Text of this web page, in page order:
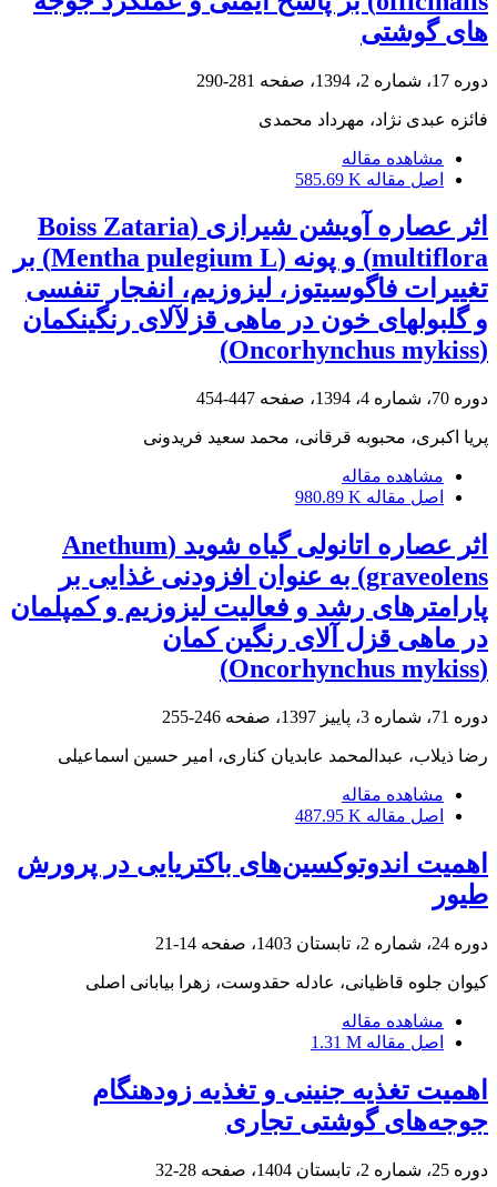
های گوشتی
دوره 17، شماره 2، 1394، صفحه 281-290
فائزه عبدی نژاد، مهرداد محمدی
مشاهده مقاله
اصل مقاله 585.69 K
اثر عصاره آویشن شیرازی (Boiss Zataria
multiflora) و پونه (Mentha pulegium L) بر
تغییرات فاگوسیتوز، لیزوزیم، انفجار تنفسی
و گلبولهای خون در ماهی قزلآلای رنگینکمان
(Oncorhynchus mykiss)
دوره 70، شماره 4، 1394، صفحه 447-454
پریا اکبری، محبوبه قرقانی، محمد سعید فریدونی
مشاهده مقاله
اصل مقاله 980.89 K
اثر عصاره اتانولی گیاه شوید (Anethum
graveolens) به عنوان افزودنی غذایی بر
پارامترهای رشد و فعالیت لیزوزیم و کمپلمان
در ماهی قزل آلای رنگین کمان
(Oncorhynchus mykiss)
دوره 71، شماره 3، پاییز 1397، صفحه 246-255
رضا ذیلاب، عبدالمحمد عابدیان کناری، امیر حسین اسماعیلی
مشاهده مقاله
اصل مقاله 487.95 K
اهمیت اندوتوکسین‌های باکتریایی در پرورش
طیور
دوره 24، شماره 2، تابستان 1403، صفحه 14-21
کیوان جلوه قاظیانی، عادله حقدوست، زهرا بیابانی اصلی
مشاهده مقاله
اصل مقاله 1.31 M
اهمیت تغذیه جنینی و تغذیه زودهنگام
جوجه‌های گوشتی تجاری
دوره 25، شماره 2، تابستان 1404، صفحه 28-32